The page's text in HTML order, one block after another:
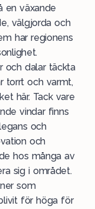
en växande
välgjorda och
har regionens
och dalar täckta
torrt och varmt,
här. Tack vare
vindar finns
och
och
hos många av
sig i området.
som
för höga för